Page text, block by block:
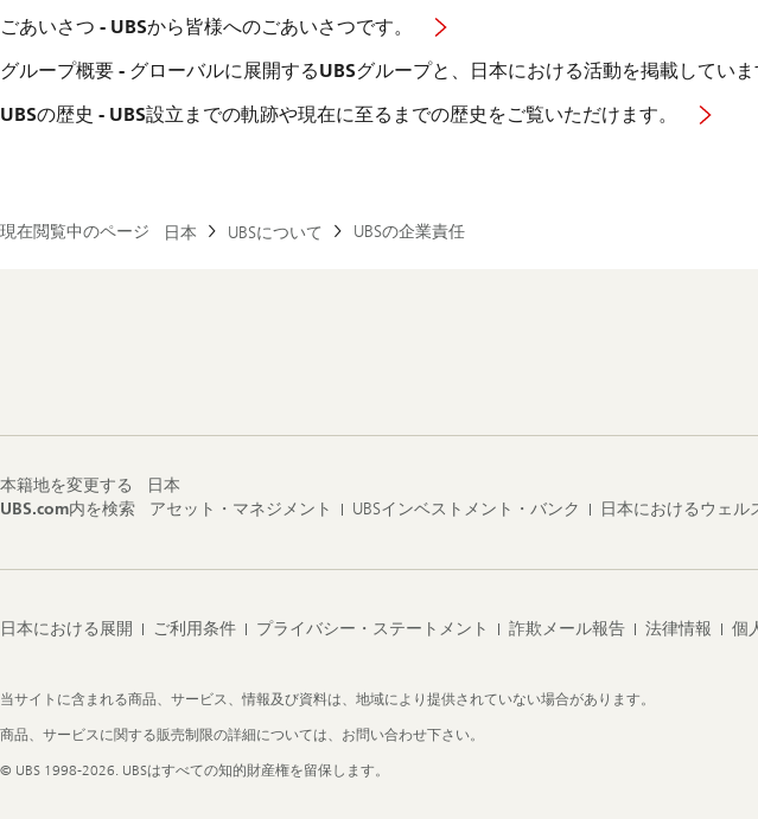
ごあいさつ - UBSから皆様へのごあいさつです。
グループ概要 - グローバルに展開するUBSグループと、日本における活動を掲載していま
UBSの歴史 - UBS設立までの軌跡や現在に至るまでの歴史をご覧いただけます。
現在閲覧中のページ 日本 UBSについて UBSの企業責任
本籍地を変更する
日本
UBS.com内を検索
アセット・マネジメント UBSインベストメント・バンク 日本におけるウェル
日本における展開 ご利用条件 プライバシー・ステートメント 詐欺メール報告 法律情報 個
Legal
当サイトに含まれる商品、サービス、情報及び資料は、地域により提供されていない場合があります。
商品、サービスに関する販売制限の詳細については、お問い合わせ下さい。
© UBS 1998-2026. UBSはすべての知的財産権を留保します。